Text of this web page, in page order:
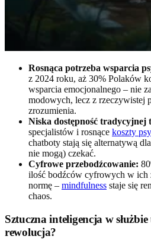
Rosnąca potrzeba wsparcia
z 2024 roku, aż 30% Polaków
wsparcia emocjonalnego – nie
modowych, lecz z rzeczywistej
zrozumienia.
Niska dostępność tradycyjnej
specjalistów i rosnące koszty
chatboty stają się alternatywą
nie mogą) czekać.
Cyfrowe przebodźcowanie:
ilość bodźców cyfrowych w ich
normę – mindfulness staje się
chaos.
Sztuczna inteligencja w
rewolucja?